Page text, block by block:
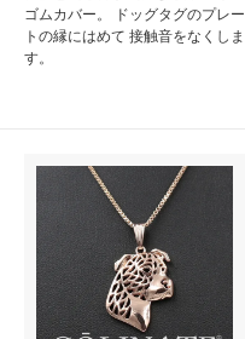
ゴムカバー。 ドッグタグのプレー
トの縁にはめて 接触音をなくしま
す。